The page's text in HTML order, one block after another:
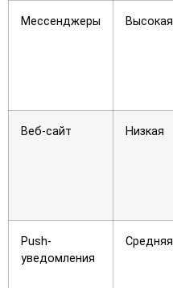
Мессенджеры Высокая
Веб-сайт Низкая
Push-
уведомления
Средняя